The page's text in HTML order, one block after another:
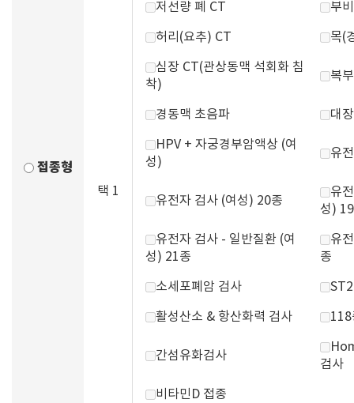
접종형
택 1
저선량 폐 CT 부
허리(요추) CT 목(
심장 CT(관상동맥 석회화 침
착)
복
경동맥 초음파 대
HPV + 자궁경부암액상 (여
성)
유
유전자 검사 (여성) 20종
유
성)
유전자 검사 - 일반질환 (여
성) 21종
유
종
소세포폐암 검사
활성산소 & 항산화력 검사 118
간섬유화검사
검사
비타민D 접종